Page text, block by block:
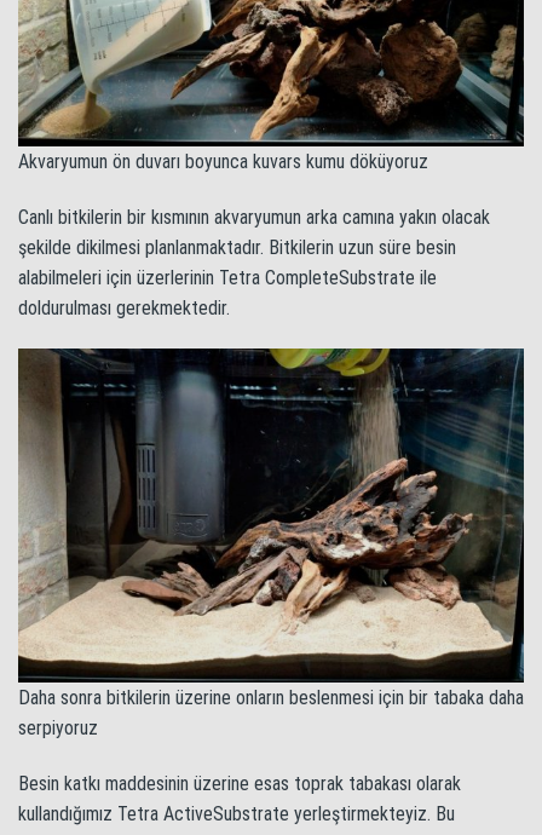
Akvaryumun ön duvarı boyunca kuvars kumu döküyoruz
Canlı bitkilerin bir kısmının akvaryumun arka camına yakın olacak
şekilde dikilmesi planlanmaktadır. Bitkilerin uzun süre besin
alabilmeleri için üzerlerinin Tetra CompleteSubstrate ile
doldurulması gerekmektedir.
Daha sonra bitkilerin üzerine onların beslenmesi için bir tabaka daha
serpiyoruz
Besin katkı maddesinin üzerine esas toprak tabakası olarak
kullandığımız Tetra ActiveSubstrate yerleştirmekteyiz. Bu